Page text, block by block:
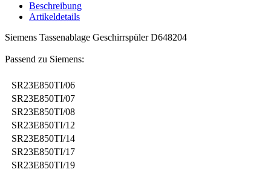
Beschreibung
Artikeldetails
Siemens Tassenablage Geschirrspüler D648204
Passend zu Siemens:
SR23E850TI/06
SR23E850TI/07
SR23E850TI/08
SR23E850TI/12
SR23E850TI/14
SR23E850TI/17
SR23E850TI/19